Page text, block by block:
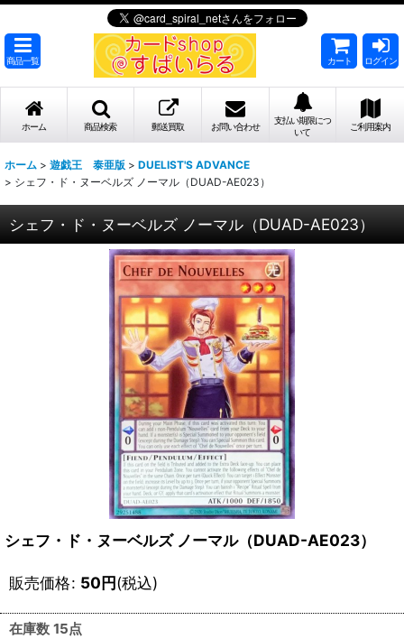
商品一覧 カート ログイン
ホーム 商品検索 郵送買取 お問い合わせ
支払い期限につ
いて
ご利用案内
ホーム > 遊戯王 泰亜版 > DUELIST'S ADVANCE
> シェフ・ド・ヌーベルズ ノーマル（DUAD-AE023）
シェフ・ド・ヌーベルズ ノーマル（DUAD-AE023）
シェフ・ド・ヌーベルズ ノーマル（DUAD-AE023）
販売価格: 50円(税込)
在庫数 15点